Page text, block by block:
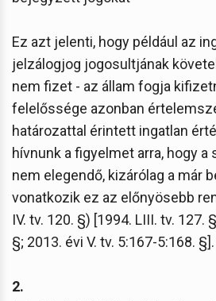
Ez azt jelenti, hogy például az
jelzálogjog jogosultjának
nem fizet - az állam fogja
felelőssége azonban
határozattal érintett ingatlan
hívnunk a figyelmet arra, hogy
nem elegendő, kizárólag a már
vonatkozik ez az előnyösebb
IV. tv. 120. §) [1994. LIII. tv. 127.
§; 2013. évi V. tv. 5:167-5:168. §].
2.